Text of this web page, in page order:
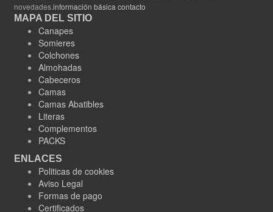
novedades.información básica contacto
MAPA DEL SITIO
Canapes
Somieres
Colchones
Almohadas
Cabeceros
Camas
Camas Abatibles
Literas
Complementos
PACKS
ENLACES
Politicas de cookies
Aviso Legal
Formas de pago
Certificados